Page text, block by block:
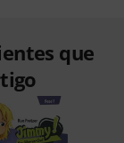
que